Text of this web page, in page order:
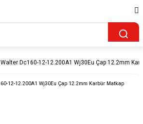
Walter Dc160-12-12.200A1 Wj30Eu Çap 12.2mm